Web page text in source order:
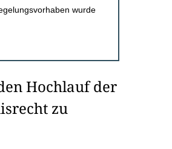
wurde
Hochlauf der
zu